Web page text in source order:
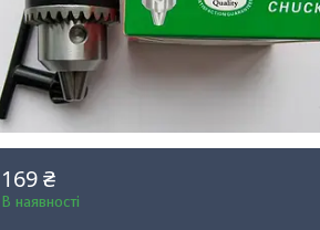
169 ₴
В наявності